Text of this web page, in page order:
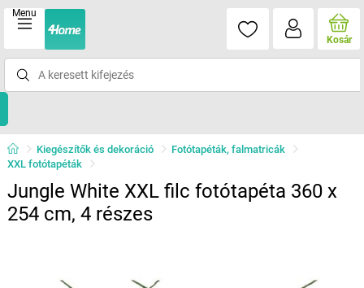
Menu
Kosár
Kiegészítők és dekoráció
Fotótapéták, falmatricák
XXL fotótapéták
Jungle White XXL filc fotótapéta 360 x
254 cm, 4 részes